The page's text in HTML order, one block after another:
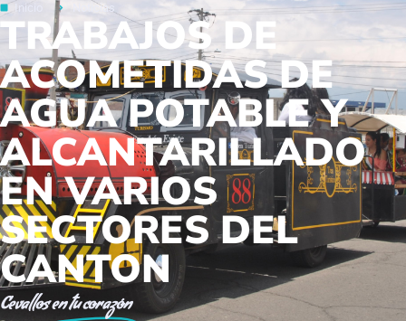
Noticias
TRABAJOS DE
ACOMETIDAS DE
AGUA POTABLE Y
ALCANTARILLADO
EN VARIOS
SECTORES DEL
CANTON
Cevallosen tu corazón